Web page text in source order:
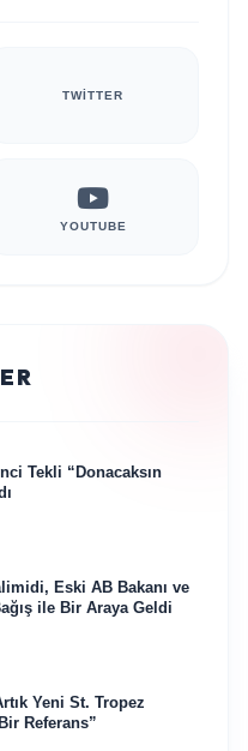
TWITTER
YOUTUBE
Tekli “Donacaksın
Eski AB Bakanı ve
ile Bir Araya Geldi
Yeni St. Tropez
Referans”